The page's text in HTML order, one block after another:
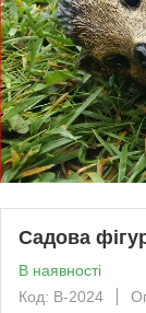
Садова
В наявності
Код: В-2024